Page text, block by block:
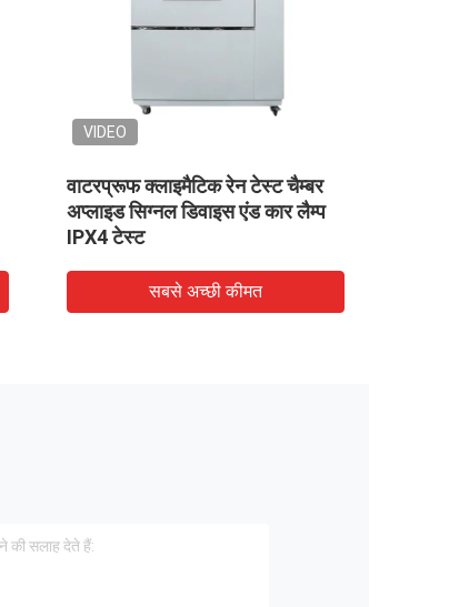
VIDEO
वाटरप्रूफ क्लाइमैटिक रेन टेस्ट चैम्बर
अप्लाइड सिग्नल डिवाइस एंड कार लैम्प
IPX4 टेस्ट
सबसे अच्छी कीमत